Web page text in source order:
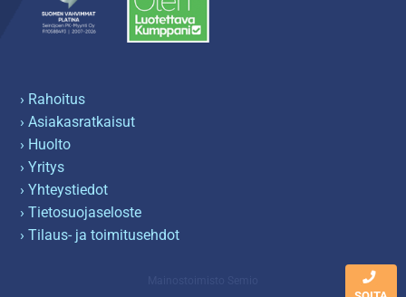
› Rahoitus
› Asiakasratkaisut
› Huolto
› Yritys
› Yhteystiedot
› Tietosuojaseloste
› Tilaus- ja toimitusehdot